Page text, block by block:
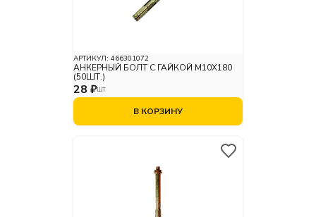
АРТИКУЛ: 466301072
АНКЕРНЫЙ БОЛТ С ГАЙКОЙ М10X180
(50ШТ.)
28 ₽ШТ
В КОРЗИНУ